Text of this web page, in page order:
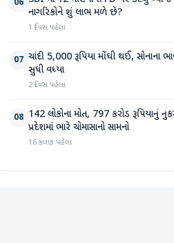
06
નાગરિકોને શું લાભ મળે છે?
1 દિવસ પહેલા
07 ચાંદી 5,000 રૂપિયા મોંઘી થઈ, સોનાના
સુધી વધ્યા
2 દિવસ પહેલા
08 142 લોકોના મોત, 797 કરોડ રૂપિયાનું
પ્રદેશમાં ભારે ચોમાસાનો સામનો
16 કલાક પહેલા